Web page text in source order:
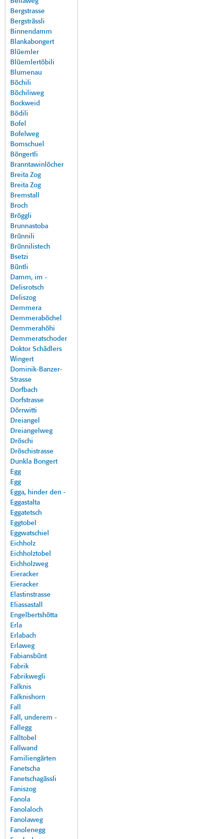
Bergstrasse
Bergsträssli
Binnendamm
Blankabongert
Blüemler
Blüemlertöbili
Blumenau
Böchili
Böchiliweg
Bockweid
Bödili
Bofel
Bofelweg
Bomschuel
Böngertli
Branntawinlöcher
Breita Zog
Breita Zog
Bremstall
Broch
Bröggli
Brunnastoba
Brünnili
Brünnilistech
Bsetzi
Büntli
Damm, im -
Delisrotsch
Deliszog
Demmera
Demmeraböchel
Demmerahöhi
Demmeratschoder
Doktor Schädlers
Wingert
Dominik-Banzer-
Strasse
Dorfbach
Dorfstrasse
Dörrwitti
Dreiangel
Dreiangelweg
Dröschi
Dröschistrasse
Dunkla Bongert
Egg
Egg
Egga, hinder den -
Eggastalta
Eggatetsch
Eggtobel
Eggwatschiel
Eichholz
Eichholztobel
Eichholzweg
Eieracker
Eieracker
Elastinstrasse
Eliassastall
Engelbertshötta
Erla
Erlabach
Erlaweg
Fabiansbünt
Fabrik
Fabrikwegli
Falknis
Falknishorn
Fall
Fall, underem -
Fallegg
Falltobel
Fallwand
Familiengärten
Fanetscha
Fanetschagässli
Faniszog
Fanola
Fanolaloch
Fanolaweg
Fanolenegg